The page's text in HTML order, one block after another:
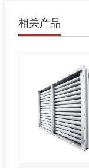
相关产品